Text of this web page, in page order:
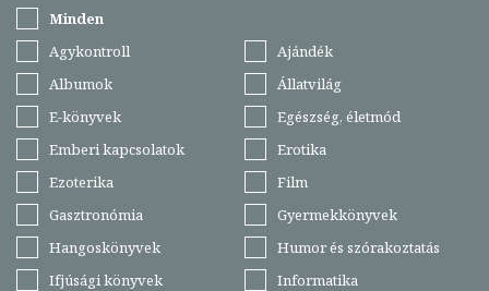
Minden
Agykontroll
Ajándék
Albumok
Állatvilág
E-könyvek
Egészség, életmód
Emberi kapcsolatok
Erotika
Ezoterika
Film
Gasztronómia
Gyermekkönyvek
Hangoskönyvek
Humor és szórakoztatás
Ifjúsági könyvek
Informatika